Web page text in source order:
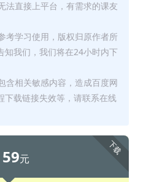
法直接上平台，有需求的课友
考学习使用，版权归原作者所
知我们，我们将在24小时内下
含相关敏感内容，造成百度网
下载链接失效等，请联系在线
下载
59元